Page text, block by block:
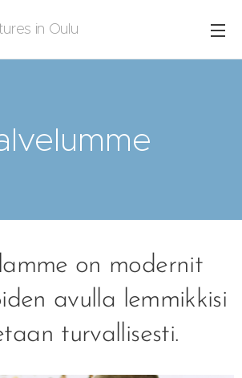
in Oulu
on modernit
avulla lemmikkisi
turvallisesti.